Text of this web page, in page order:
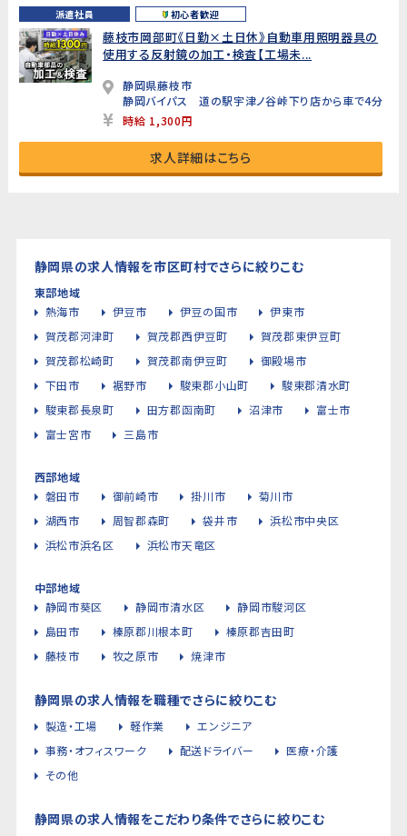
派遣社員 初心者歓迎
藤枝市岡部町《日勤×土日休》自動車用照明器具の
使用する反射鏡の加工・検査【工場未...
静岡県藤枝市
静岡バイパス 道の駅宇津ノ谷峠下り店から車で4分
時給 1,300円
求人詳細はこちら
静岡県の求人情報を市区町村でさらに絞りこむ
東部地域
熱海市
伊豆市 伊豆の国市
伊東市
賀茂郡河津町
賀茂郡西伊豆町
賀茂郡東伊豆町
賀茂郡松崎町
賀茂郡南伊豆町
御殿場市
下田市
裾野市 駿東郡小山町
駿東郡清水町
駿東郡長泉町
田方郡函南町 沼津市
富士市
富士宮市
三島市
西部地域
磐田市
御前崎市 掛川市
菊川市
湖西市
周智郡森町 袋井市
浜松市中央区
浜松市浜名区
浜松市天竜区
中部地域
静岡市葵区
静岡市清水区
静岡市駿河区
島田市
榛原郡川根本町
榛原郡吉田町
藤枝市
牧之原市 焼津市
静岡県の求人情報を職種でさらに絞りこむ
製造・工場 軽作業
エンジニア
事務・オフィスワーク
配送ドライバー
医療・介護
その他
静岡県の求人情報をこだわり条件でさらに絞りこむ